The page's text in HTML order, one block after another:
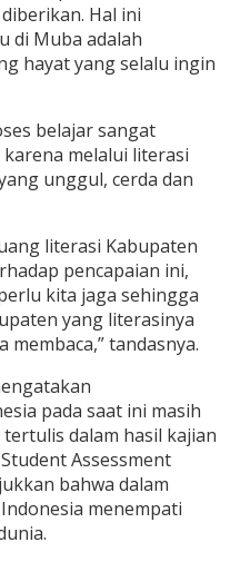
Hal ini
di Muba adalah
hayat yang selalu ingin
belajar sangat
melalui literasi
unggul, cerda dan
literasi Kabupaten
pencapaian ini,
kita jaga sehingga
yang literasinya
tandasnya.
pada saat ini masih
dalam hasil kajian
Assessment
bahwa dalam
menempati